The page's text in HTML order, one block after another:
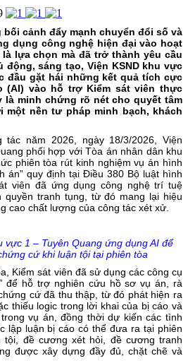
bối cảnh đẩy mạnh chuyển đổi số và
dụng công nghệ hiện đại vào hoạt
lựa chọn mà đã trở thành yêu cầu
sáng tạo, Viện KSND khu vực
đầu gặt hái những kết quả tích cực
(AI) vào hỗ trợ Kiểm sát viên thực
là minh chứng rõ nét cho quyết tâm
nền tư pháp minh bạch, khách
năm 2026, ngày 18/3/2026, Viện
phối hợp với Tòa án nhân dân khu
phiên tòa rút kinh nghiệm vụ án hình
án” quy định tại Điều 380 Bộ luật hình
viên đã ứng dụng công nghệ trí tuệ
quyền tranh tụng, từ đó mang lại hiệu
cao chất lượng của công tác xét xử.
vực 1 – Tuyên Quang ứng dụng AI để
cứ khi luận tội tại phiên tòa
Kiểm sát viên đã sử dụng các công cụ
để hỗ trợ nghiên cứu hồ sơ vụ án, rà
cứ đã thu thập, từ đó phát hiện ra
thiếu logic trong lời khai của bị cáo và
vụ án, đồng thời dự kiến các tình
lập luận bị cáo có thể đưa ra tại phiên
đề cương xét hỏi, đề cương tranh
được xây dựng đầy đủ, chặt chẽ và